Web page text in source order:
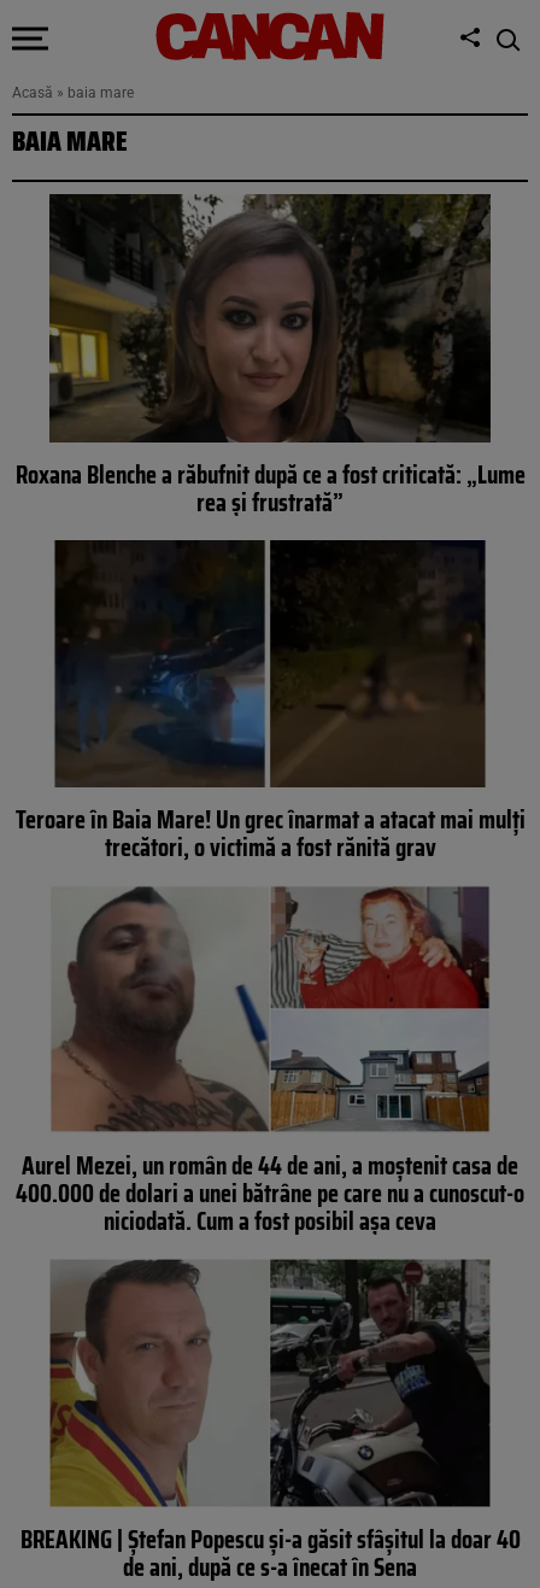
Acasă » baia mare
BAIA MARE
Roxana Blenche a răbufnit după ce a fost criticată: „Lume
rea și frustrată”
Teroare în Baia Mare! Un grec înarmat a atacat mai mulți
trecători, o victimă a fost rănită grav
Aurel Mezei, un român de 44 de ani, a moștenit casa de
400.000 de dolari a unei bătrâne pe care nu a cunoscut-o
niciodată. Cum a fost posibil așa ceva
BREAKING | Ștefan Popescu și-a găsit sfâșitul la doar 40
de ani, după ce s-a înecat în Sena